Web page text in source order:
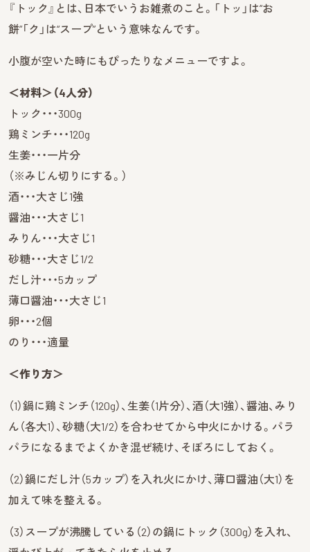
『トック』とは、日本でいうお雑煮のこと。「トッ」は“お
餅”「ク」は“スープ”という意味なんです。
小腹が空いた時にもぴったりなメニューですよ。
＜材料＞（4人分）
トック・・・300g
鶏ミンチ・・・120g
生姜・・・一片分
（※みじん切りにする。）
酒・・・大さじ1強
醤油・・・大さじ1
みりん・・・大さじ1
砂糖・・・大さじ1/2
だし汁・・・5カップ
薄口醤油・・・大さじ1
卵・・・2個
のり・・・適量
＜作り方＞
（1）鍋に鶏ミンチ（120g）、生姜（1片分）、酒（大1強）、醤油、みり
ん（各大1）、砂糖（大1/2）を合わせてから中火にかける。パラ
パラになるまでよくかき混ぜ続け、そぼろにしておく。
（2）鍋にだし汁（5カップ）を入れ火にかけ、薄口醤油（大1）を
加えて味を整える。
（3）スープが沸騰している（2）の鍋にトック（300g）を入れ、